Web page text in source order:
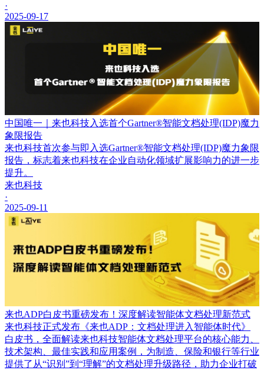
·
2025-09-17
中国唯一｜来也科技入选首个Gartner®智能文档处理(IDP)魔力
象限报告
来也科技首次参与即入选Gartner®智能文档处理(IDP)魔力象限
报告，标志着来也科技在企业自动化领域扩展影响力的进一步
提升。
来也科技
·
2025-09-11
来也ADP白皮书重磅发布！深度解读智能体文档处理新范式
来也科技正式发布《来也ADP：文档处理进入智能体时代》
白皮书，全面解读来也科技智能体文档处理平台的核心能力、
技术架构、最佳实践和应用案例，为制造、保险和银行等行业
提供了从“识别”到“理解”的文档处理升级路径，助力企业打破